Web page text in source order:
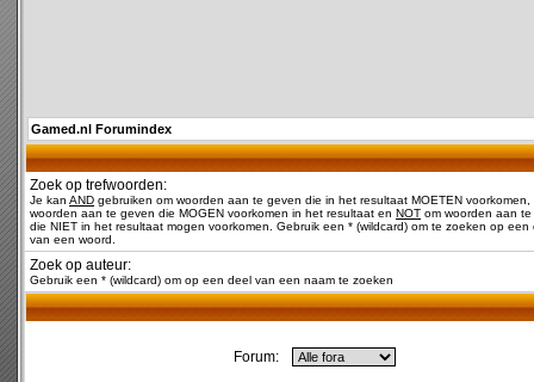
Gamed.nl Forumindex
Zoek op trefwoorden:
Je kan AND gebruiken om woorden aan te geven die in het resultaat MOETEN voorkomen,
woorden aan te geven die MOGEN voorkomen in het resultaat en NOT om woorden aan
die NIET in het resultaat mogen voorkomen. Gebruik een * (wildcard) om te zoeken op een
van een woord.
Zoek op auteur:
Gebruik een * (wildcard) om op een deel van een naam te zoeken
Forum: